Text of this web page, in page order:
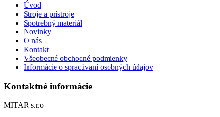
Úvod
Stroje a prístroje
Spotrebný materiál
Novinky
O nás
Kontakt
Všeobecné obchodné podmienky
Informácie o spracúvaní osobných údajov
Kontaktné informácie
MITAR s.r.o